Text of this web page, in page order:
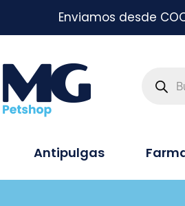
Enviamos desde
Antipulgas